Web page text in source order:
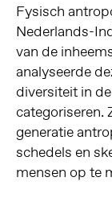
Fysisch
Nederlands-
van de
analyseerde
diversiteit in
categoriseren.
generatie
schedels en
mensen op te